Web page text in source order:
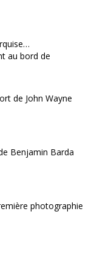
au bord de
de John Wayne
Benjamin Barda
photographie